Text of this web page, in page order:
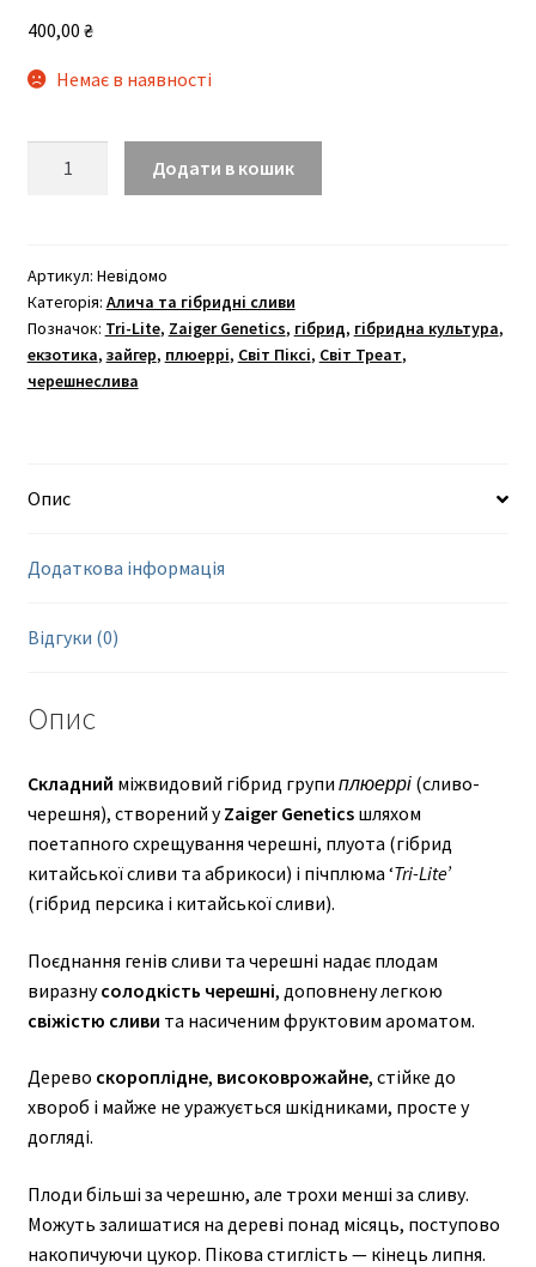
400,00 ₴
Немає в наявності
терміну)
кількість
Додати в кошик
Артикул: Невідомо
Категорія: Алича та гібридні сливи
Позначок: Tri-Lite, Zaiger Genetics, гібрид, гібридна культура,
екзотика, зайгер, плюеррі, Світ Піксі, Світ Треат,
черешнеслива
Опис
Додаткова інформація
Відгуки (0)
Опис
Складний міжвидовий гібрид групи плюеррі (сливо-
черешня), створений уZaiger Geneticsшляхом
поетапного схрещування черешні, плуота (гібрид
китайської сливи та абрикоси) і пічплюма ‘Tri-Lite’
(гібрид персика і китайської сливи).
Поєднання генів сливи та черешні надає плодам
виразнусолодкість черешні, доповнену легкою
свіжістю сливи та насиченим фруктовим ароматом.
Дерево скороплідне, високоврожайне, стійке до
хвороб і майже не уражується шкідниками, просте у
догляді.
Плоди більші за черешню, але трохи менші за сливу.
Можуть залишатися на дереві понад місяць, поступово
накопичуючи цукор. Пікова стиглість — кінець липня.